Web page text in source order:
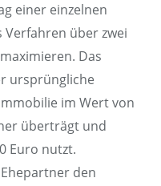
einer einzelnen
Verfahren über zwei
Das
ursprüngliche
im Wert von
überträgt und
Euro nutzt.
den